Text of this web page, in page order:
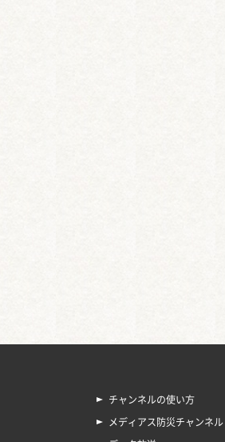
チャンネルの使い方
メディアス防災チャンネル